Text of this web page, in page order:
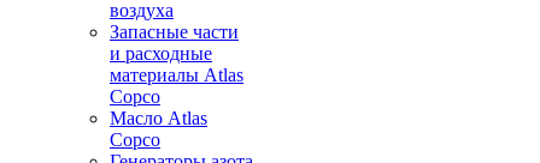
воздуха
Запасные части
и расходные
материалы Atlas
Copco
Масло Atlas
Copco